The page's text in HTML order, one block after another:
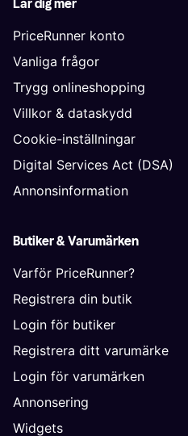
Lär dig mer
PriceRunner konto
Vanliga frågor
Trygg onlineshopping
Villkor & dataskydd
Cookie-inställningar
Digital Services Act (DSA)
Annonsinformation
Butiker & Varumärken
Varför PriceRunner?
Registrera din butik
Login för butiker
Registrera ditt varumärke
Login för varumärken
Annonsering
Widgets